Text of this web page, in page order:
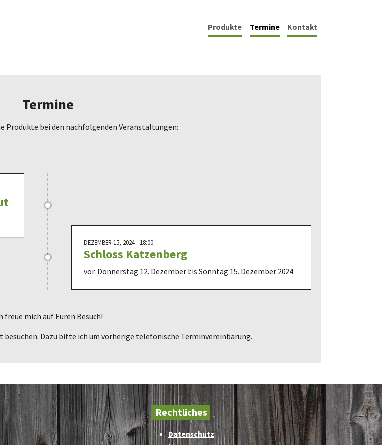
Kontakt
Termine(current)
Produkte
Termine
Produkte bei den nachfolgenden Veranstaltungen:
DEZEMBER 15, 2024 - 18:00
Schloss Katzenberg
von Donnerstag 12. Dezember bis Sonntag 15. Dezember 2024
freue mich auf Euren Besuch!
Dazu bitte ich um vorherige telefonische Terminvereinbarung.
Rechtliches
Datenschutz